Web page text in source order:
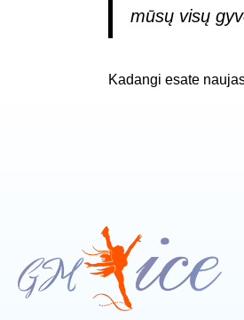
mūsų visų
Kadangi esate